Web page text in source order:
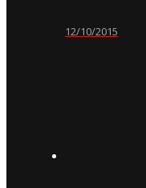
12/10/2015